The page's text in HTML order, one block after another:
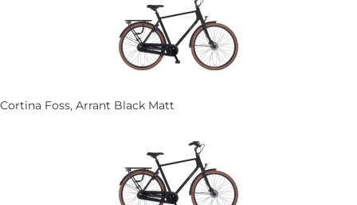
Cortina Foss, Arrant Black Matt